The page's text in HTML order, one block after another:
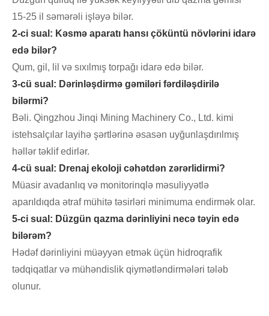
15-25 il səmərəli işləyə bilər.
2-ci sual: Kəsmə aparatı hansı çöküntü növlərini idarə
edə bilər?
Qum, gil, lil və sıxılmış torpağı idarə edə bilər.
3-cü sual: Dərinləşdirmə gəmiləri fərdiləşdirilə
bilərmi?
Bəli. Qingzhou Jinqi Mining Machinery Co., Ltd. kimi
istehsalçılar layihə şərtlərinə əsasən uyğunlaşdırılmış
həllər təklif edirlər.
4-cü sual: Drenaj ekoloji cəhətdən zərərlidirmi?
Müasir avadanlıq və monitorinqlə məsuliyyətlə
aparıldıqda ətraf mühitə təsirləri minimuma endirmək olar.
5-ci sual: Düzgün qazma dərinliyini necə təyin edə
bilərəm?
Hədəf dərinliyini müəyyən etmək üçün hidroqrafik
tədqiqatlar və mühəndislik qiymətləndirmələri tələb
olunur.